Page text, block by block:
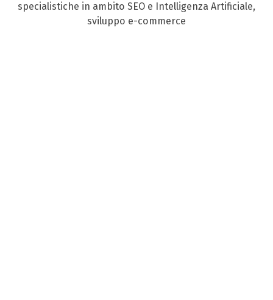
specialistiche in ambito SEO e Intelligenza Artificiale,
sviluppo e-commerce